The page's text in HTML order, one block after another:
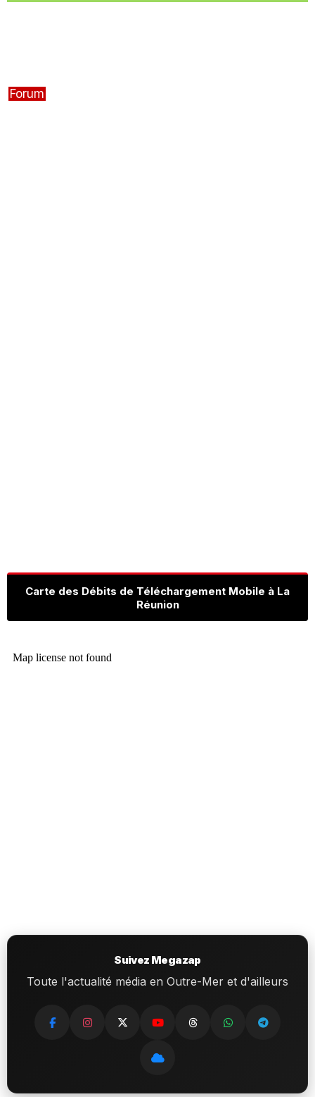
Forum
Carte des Débits de Téléchargement Mobile à La
Réunion
Suivez Megazap
Toute l'actualité média en Outre-Mer et d'ailleurs